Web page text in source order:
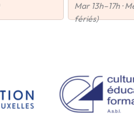
Mar 13h–17h ·
fériés)